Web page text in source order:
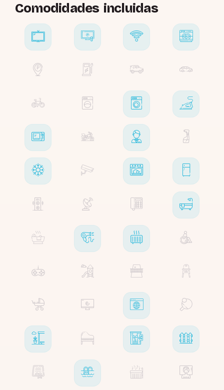
Comodidades incluidas